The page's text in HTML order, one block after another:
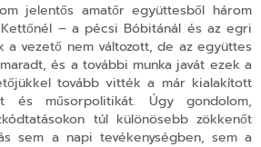
jelentős amatőr együttesből három
Kettőnél – a pécsi Bóbitánál és az egri
a vezető nem változott, de az együttes
és a további munka javát ezek a
tovább vitték a már kialakított
és műsorpolitikát. Úgy gondolom,
túl különösebb zökkenőt
sem a napi tevékenységben, sem a